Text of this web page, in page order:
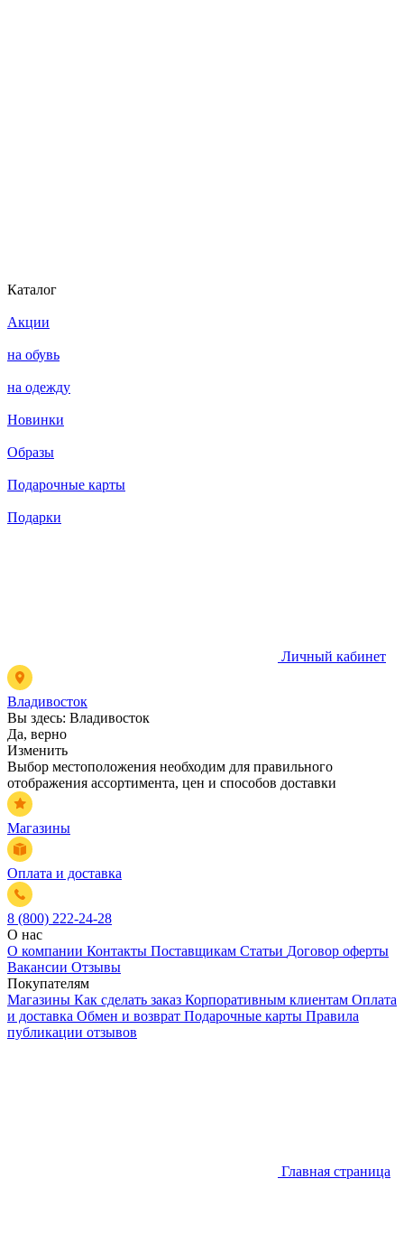
Каталог
Акции
на обувь
на одежду
Новинки
Образы
Подарочные карты
Подарки
Личный кабинет
Владивосток
Вы здесь: Владивосток
Да, верно
Изменить
Выбор местоположения необходим для правильного
отображения ассортимента, цен и способов доставки
Магазины
Оплата и доставка
8 (800) 222-24-28
О нас
О компании Контакты Поставщикам Статьи Договор оферты
Вакансии Отзывы
Покупателям
Магазины Как сделать заказ Корпоративным клиентам Оплата
и доставка Обмен и возврат Подарочные карты Правила
публикации отзывов
Главная страница